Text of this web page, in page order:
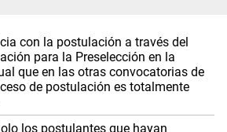
con la postulación a través del
para la Preselección en la
que en las otras convocatorias de
de postulación es totalmente
los postulantes que hayan